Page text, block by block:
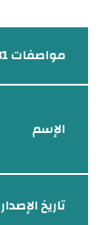
مواصفات vivo Y31
الإسم
تاريخ الإصدار